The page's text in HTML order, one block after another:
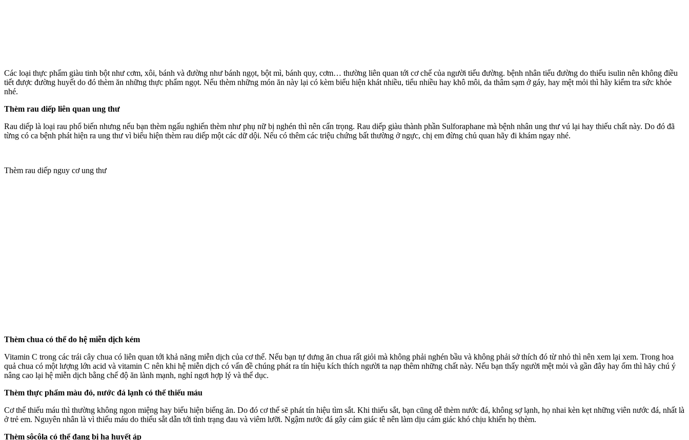
Các loại thực phẩm giàu tinh bột như cơm, xôi, bánh và đường như bánh ngọt, bột mì, bánh quy, cơm… thường liên quan tới cơ chế của người tiểu đường. bệnh nhân tiểu đường do thiếu isulin nên không điều
tiết được đường huyết do đó thèm ăn những thực phẩm ngọt. Nếu thèm những món ăn này lại có kèm biểu hiện khát nhiều, tiểu nhiều hay khô môi, da thâm sạm ở gáy, hay mệt mỏi thì hãy kiểm tra sức khỏe
nhé.
Thèm rau diếp liên quan ung thư
Rau diếp là loại rau phổ biến nhưng nếu bạn thèm ngấu nghiến thèm như phụ nữ bị nghén thì nên cẩn trọng. Rau diếp giàu thành phần Sulforaphane mà bệnh nhân ung thư v‌ú lại hay thiếu chất này. Do đó đã
từng có ca bệnh phát hiện ra ung thư vì biểu hiện thèm rau diếp một các dữ dội. Nếu có thêm các triệu chứng bất thường ở ngực, chị em đừng chủ quan hãy đi khám ngay nhé.
Thèm rau diếp nguy cơ ung thư
Thèm chua có thể do hệ miễn dịch kém
Vitamin C trong các trái cây chua có liên quan tới khả năng miễn dịch của c‌ơ th‌ể. Nếu bạn tự dưng ăn chua rất giỏi mà không phải nghén bầu và không phải sở thích đó từ nhỏ thì nên xem lại xem. Trong hoa
quả chua có một lượng lớn acid và vitamin C nên khi hệ miễn dịch có vấn đề chúng phát ra tín hiệu kíc‌h thí‌ch người ta nạp thêm những chất này. Nếu bạn thấy người mệt mỏi và gần đây hay ốm thì hãy chú ý
nâng cao lại hệ miễn dịch bằng chế độ ăn lành mạnh, nghỉ ngơi hợp lý và thể dục.
Thèm thực phẩm màu đỏ, nước đá lạnh có thể thiếu máu
Cơ thể thiếu máu thì thường không ngon miệng hay biểu hiện biếng ăn. Do đó cơ thể sẽ phát tín hiệu tìm sắt. Khi thiếu sắt, bạn cũng dễ thèm nước đá, không sợ lạnh, họ nhai kèn kẹt những viên nước đá, nhất là
ở trẻ em. Nguyên nhân là vì thiếu máu do thiếu sắt dẫn tới tình trạng đau và viêm lưỡi. Ngậm nước đá gây cảm giác tê nên làm dịu cảm giác khó chịu khiến họ thèm.
Thèm sôcôla có thể đang bị hạ huyết áp